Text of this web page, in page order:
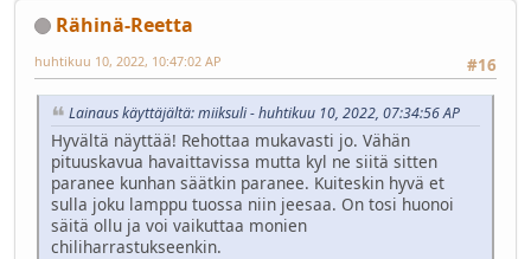
Rähinä-Reetta
#16
huhtikuu 10, 2022, 10:47:02 AP
Lainaus käyttäjältä: miiksuli - huhtikuu 10, 2022, 07:34:56 AP
Hyvältä näyttää! Rehottaa mukavasti jo. Vähän
pituuskavua havaittavissa mutta kyl ne siitä sitten
paranee kunhan säätkin paranee. Kuiteskin hyvä et
sulla joku lamppu tuossa niin jeesaa. On tosi huonoi
säitä ollu ja voi vaikuttaa monien
chiliharrastukseenkin.